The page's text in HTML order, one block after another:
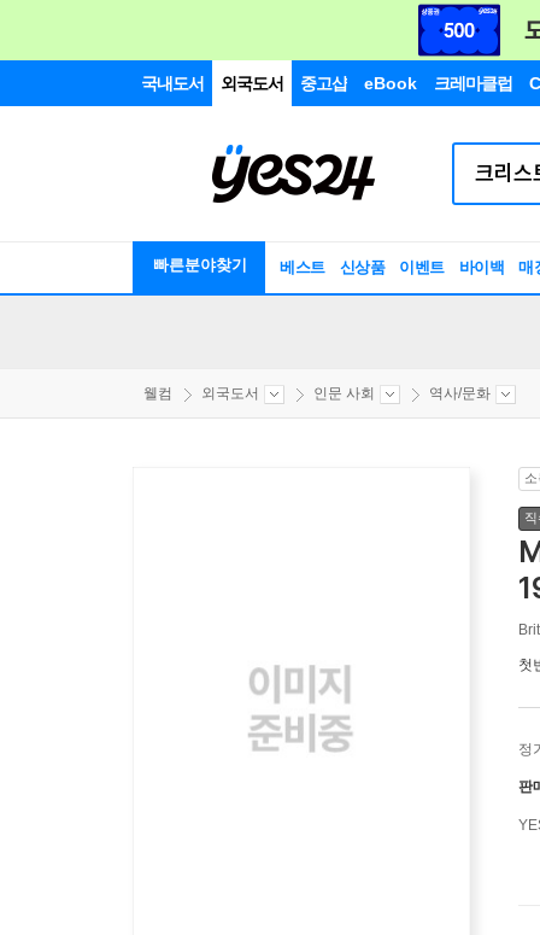
국내도서 외국도서 중고샵 eBook 크레마클럽
빠른분야찾기 베스트 신상품 이벤트 바이백 매
웰컴 외국도서 인문 사회 역사/문화
첫
정
판